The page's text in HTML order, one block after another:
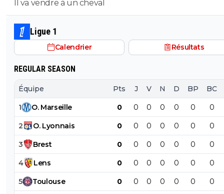
Il va vendre à un cheval
Ligue 1
Calendrier Résultats
REGULAR SEASON
Équipe Pts J V N D BP BC
1 O. Marseille 0 0 0 0 0 0 0
2 O. Lyonnais 0 0 0 0 0 0 0
3 Brest 0 0 0 0 0 0 0
4 Lens 0 0 0 0 0 0 0
5 Toulouse 0 0 0 0 0 0 0